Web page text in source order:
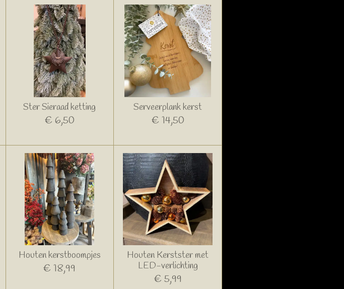
Ster Sieraad ketting
€ 6,50
Serveerplank kerst
€ 14,50
Houten kerstboompjes
€ 18,99
Houten Kerstster met
LED-verlichting
€ 5,99